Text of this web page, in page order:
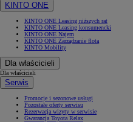
KINTO ONE
KINTO ONE Leasing niższych rat
KINTO ONE Leasing konsumencki
KINTO ONE Najem
KINTO ONE Zarządzanie flotą
KINTO Mobility
Dla właścicieli
Dla właścicieli
Serwis
Promocje i sezonowe usługi
Pozostałe oferty serwisu
Rezerwacja wizyty w serwisie
Gwarancja Toyota Relax